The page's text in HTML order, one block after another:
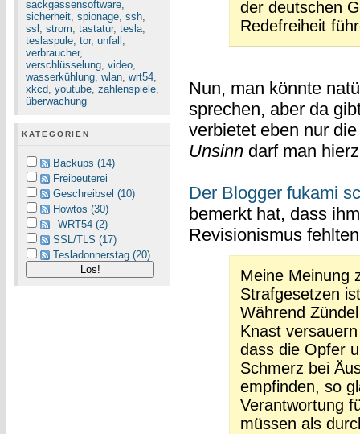
sackgassensoftware,
sicherheit, spionage, ssh,
ssl , strom, tastatur, tesla,
teslaspule, tor, unfall ,
verbraucher,
verschlüsselung, video,
wasserkühlung, wlan, wrt54,
xkcd, youtube, zahlenspiele,
überwachung
KATEGORIEN
Backups (14)
Freibeuterei
Geschreibsel (10)
Howtos (30)
WRT54 (2)
SSL/TLS (17)
Tesladonnerstag (20)
der deutschen
Redefreiheit
Nun, man könnte
sprechen, aber da
verbietet eben nur
Unsinndarf man
Der Blogger fukami
bemerkt hat, dass
Revisionismus
Meine Meinung
Strafgesetzen
Während
Knast
dass die Opfer
Schmerz bei
empfinden, so
Verantwortung
müssen als